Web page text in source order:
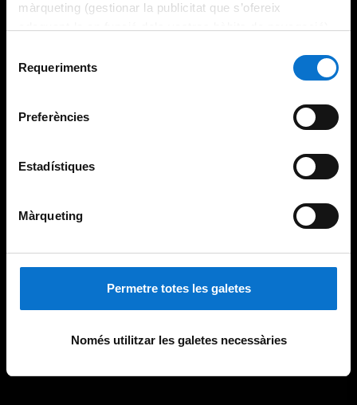
màrqueting (gestionar la publicitat que s’ofereix
consultar laPolítica de galetes del lloc web de la
Requeriments
Preferències
Estadístiques
Màrqueting
Permetre totes les galetes
Només utilitzar les galetes necessàries